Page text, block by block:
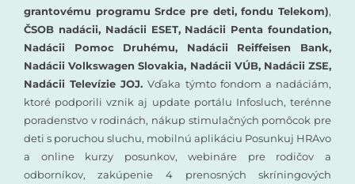
grantovému programu Srdce pre deti, fondu Telekom),
ČSOB nadácii, Nadácii ESET, Nadácii Penta foundation,
Nadácii Pomoc Druhému, Nadácii Reiffeisen Bank,
Nadácii Volkswagen Slovakia, Nadácii VÚB, Nadácii ZSE,
Nadácii Televízie JOJ.Vďaka týmto fondom a nadáciám,
ktoré podporili vznik aj update portálu Infosluch, terénne
poradenstvo v rodinách, nákup stimulačných pomôcok pre
deti s poruchou sluchu, mobilnú aplikáciu Posunkuj HRAvo
a online kurzy posunkov, webináre pre rodičov a
odborníkov, zakúpenie 4 prenosných skríningových